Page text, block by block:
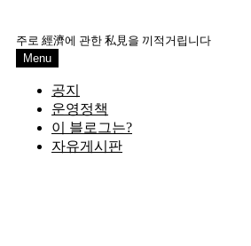
content
주로 經濟에 관한 私見을 끼적거립니다
Menu
공지
운영정책
이 블로그는?
자유게시판